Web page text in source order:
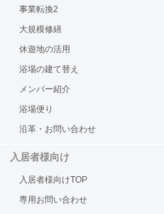
事業転換2
大規模修繕
休遊地の活用
浴場の建て替え
メンバー紹介
浴場便り
沿革・お問い合わせ
入居者様向け
入居者様向けTOP
専用お問い合わせ